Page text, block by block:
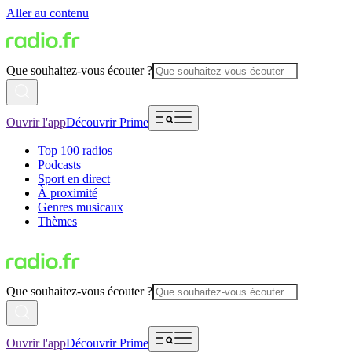
Aller au contenu
Que souhaitez-vous écouter ?
Ouvrir l'appDécouvrir Prime
Top 100 radios
Podcasts
Sport en direct
À proximité
Genres musicaux
Thèmes
Que souhaitez-vous écouter ?
Ouvrir l'appDécouvrir Prime